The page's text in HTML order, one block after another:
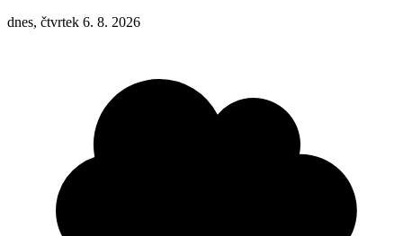
dnes, čtvrtek 6. 8. 2026